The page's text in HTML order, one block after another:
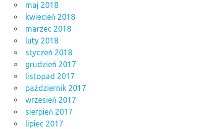
maj 2018
kwiecień 2018
marzec 2018
luty 2018
styczeń 2018
grudzień 2017
listopad 2017
październik 2017
wrzesień 2017
sierpień 2017
lipiec 2017